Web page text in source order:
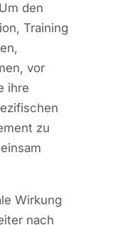
den
Training
vor
ihre
zu
Wirkung
nach